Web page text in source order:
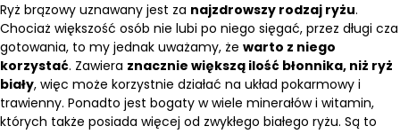
Ryż brązowy uznawany jest za najzdrowszy rodzaj ryżu.
Chociaż większość osób nie lubi po niego sięgać, przez długi cza
gotowania, to my jednak uważamy, że warto z niego
korzystać. Zawiera znacznie większą ilość błonnika, niż ryż
biały, więc może korzystnie działać na układ pokarmowy i
trawienny. Ponadto jest bogaty w wiele minerałów i witamin,
których także posiada więcej od zwykłego białego ryżu. Są to